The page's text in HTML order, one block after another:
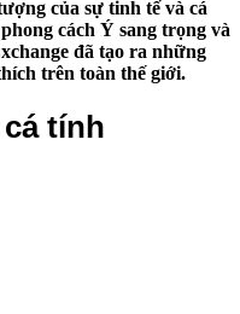
của sự tinh tế và cá
cách Ý sang trọng và
đã tạo ra những
trên toàn thế giới.
tính